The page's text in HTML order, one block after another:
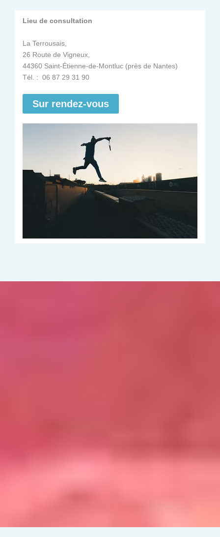
Lieu de consultation
La Terrousais,
26 Route de Vigneux,
44360 Saint-Étienne-de-Montluc (près de Nantes)
Tél. : 06 87 29 31 90
Sur rendez-vous